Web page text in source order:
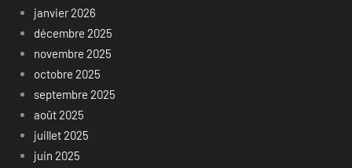
janvier 2026
décembre 2025
novembre 2025
octobre 2025
septembre 2025
août 2025
juillet 2025
juin 2025